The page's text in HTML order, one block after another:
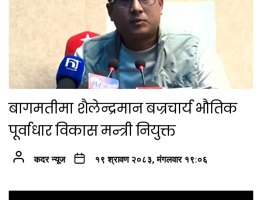
बागमतीमा शैलेन्द्रमान बज्रचार्य भौतिक
पूर्वाधार विकास मन्त्री नियुक्त
कदर न्यूज १९ श्रावण २०८३, मंगलवार १९:०६